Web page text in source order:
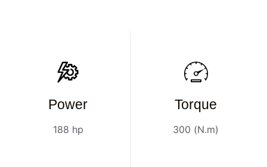
Power
188 hp​
Torque
300 (N.m)